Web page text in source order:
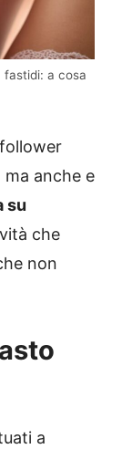
a cosa
anche e
su
che
non
a